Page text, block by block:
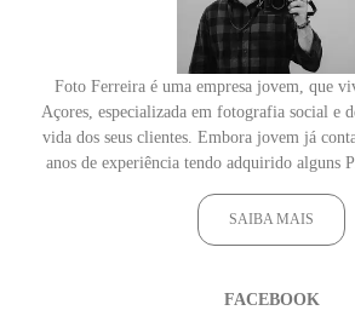
Foto Ferreira é uma empresa jovem, que
Açores, especializada em fotografia social e
vida dos seus clientes. Embora jovem já
anos de experiência tendo adquirido alguns
SAIBA MAIS
FACEBOOK